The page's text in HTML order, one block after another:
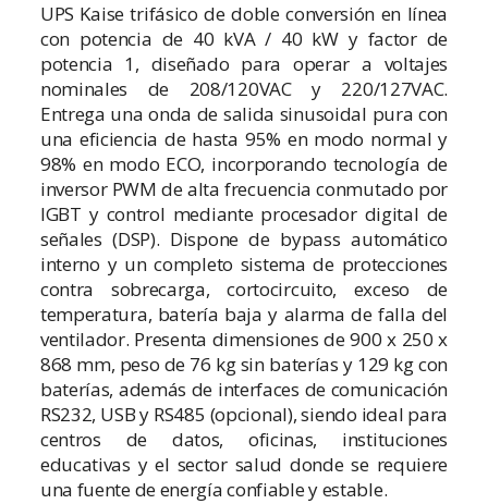
UPS Kaise trifásico de doble conversión en línea
con potencia de 40 kVA / 40 kW y factor de
potencia 1, diseñado para operar a voltajes
nominales de 208/120VAC y 220/127VAC.
Entrega una onda de salida sinusoidal pura con
una eficiencia de hasta 95% en modo normal y
98% en modo ECO, incorporando tecnología de
inversor PWM de alta frecuencia conmutado por
IGBT y control mediante procesador digital de
señales (DSP). Dispone de bypass automático
interno y un completo sistema de protecciones
contra sobrecarga, cortocircuito, exceso de
temperatura, batería baja y alarma de falla del
ventilador. Presenta dimensiones de 900 x 250 x
868 mm, peso de 76 kg sin baterías y 129 kg con
baterías, además de interfaces de comunicación
RS232, USB y RS485 (opcional), siendo ideal para
centros de datos, oficinas, instituciones
educativas y el sector salud donde se requiere
una fuente de energía confiable y estable.